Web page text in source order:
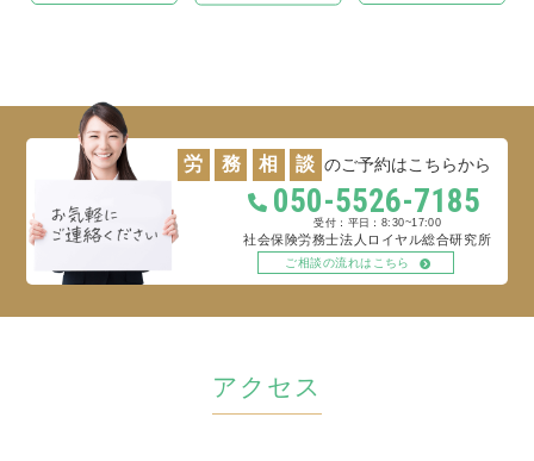
労 務 相 談 のご予約はこちらから
050-5526-7185
平日：8:30~17:00
社会保険労務士法人ロイヤル総合研究所
ご相談の流れはこちら
アクセス